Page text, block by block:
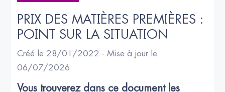
PRIX DES MATIÈRES PREMIÈRES :
POINT SUR LA SITUATION
Créé le 28/01/2022 - Mise à jour le
06/07/2026
Vous trouverez dans ce document les